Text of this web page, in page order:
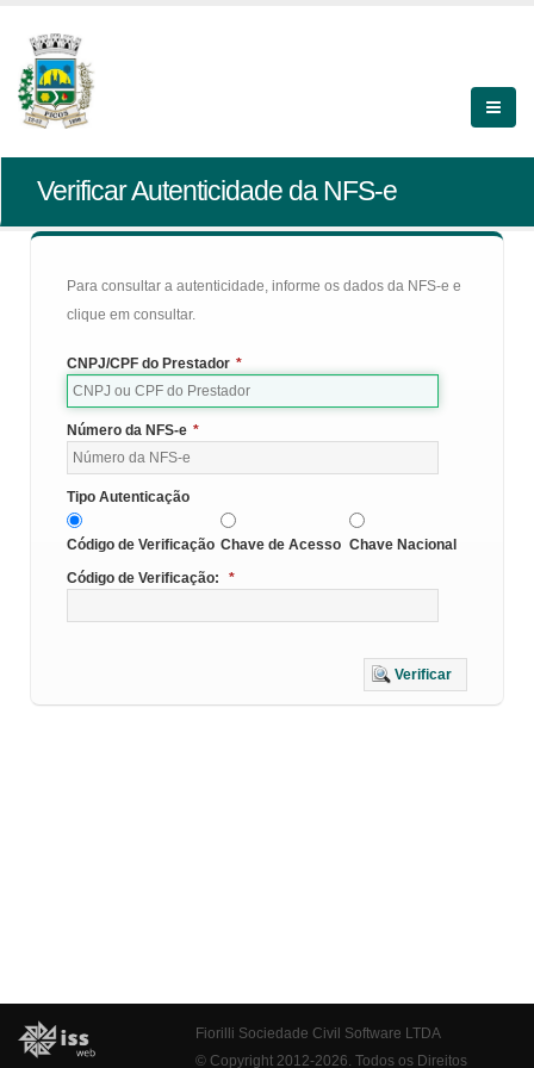
Verificar Autenticidade da NFS-e
Para consultar a autenticidade, informe os dados da NFS-e e
clique em consultar.
CNPJ/CPF do Prestador *
Número da NFS-e *
Tipo Autenticação
Código de Verificação Chave de Acesso Chave Nacional
Código de Verificação:
*
Verificar
Fiorilli Sociedade Civil Software LTDA
© Copyright 2012-2026. Todos os Direitos